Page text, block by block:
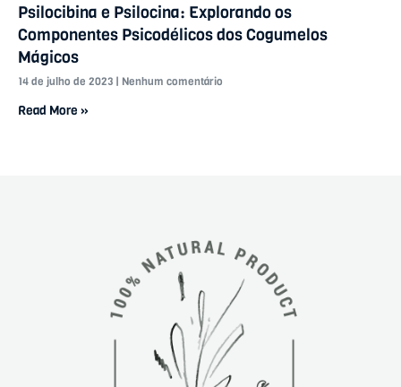
Psilocibina e Psilocina: Explorando os
Componentes Psicodélicos dos Cogumelos
Mágicos
14 de julho de 2023 Nenhum comentário
Read More »